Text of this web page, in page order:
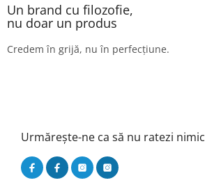
Un brand cu filozofie,
nu doar un produs
Credem în grijă, nu în perfecțiune.
Urmărește-ne ca să nu ratezi nimic